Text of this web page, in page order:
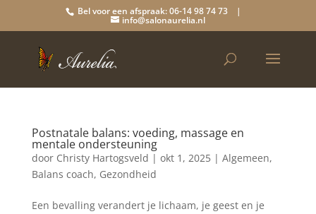
Bel voor een afspraak: 06-14 98 74 73 |
info@salonaurelia.nl
Postnatale balans: voeding, massage en
mentale ondersteuning
door Christy Hartogsveld | okt 1, 2025| Algemeen,
Balans coach, Gezondheid
Een bevalling verandert je lichaam, je geest en je